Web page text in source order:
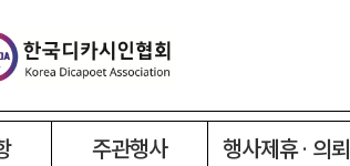
주관행사 행사제휴 · 의뢰